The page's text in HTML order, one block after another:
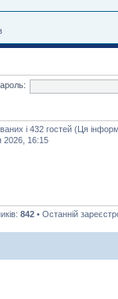
і 432 гостей (Ця
2026, 16:15
842 • Останній